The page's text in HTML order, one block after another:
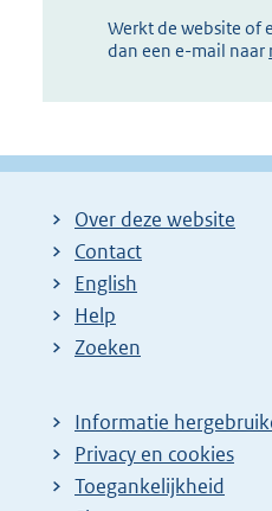
Werkt de website of
dan een e-mail naar
Over deze website
Contact
English
Help
Zoeken
Informatie
Privacy en cookies
Toegankelijkheid